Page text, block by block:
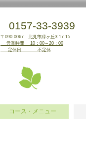
0157-33-3939
〒090-0067 北見市緑ヶ丘3-17-15
営業時間 10：00～20：00
定休日 不定休
コース・メニュー